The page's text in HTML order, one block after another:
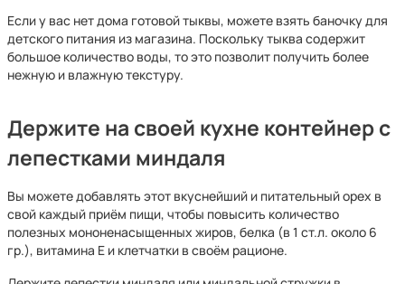
Если у вас нет дома готовой тыквы, можете взять баночку для
детского питания из магазина. Поскольку тыква содержит
большое количество воды, то это позволит получить более
нежную и влажную текстуру.
Держите на своей кухне контейнер с
лепестками миндаля
Вы можете добавлять этот вкуснейший и питательный орех в
свой каждый приём пищи, чтобы повысить количество
полезных мононенасыщенных жиров, белка (в 1 ст.л. около 6
гр.), витамина Е и клетчатки в своём рационе.